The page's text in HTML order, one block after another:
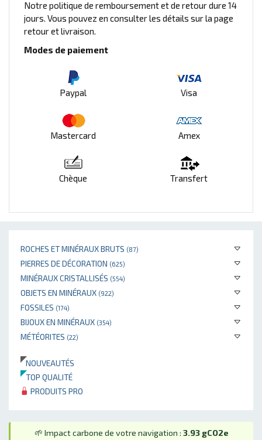
ROCHES ET MINÉRAUX BRUTS (87)
PIERRES DE DÉCORATION (625)
MINÉRAUX CRISTALLISÉS (554)
OBJETS EN MINÉRAUX (922)
FOSSILES (174)
BIJOUX EN MINÉRAUX (354)
MÉTÉORITES (22)
NOUVEAUTÉS
TOP QUALITÉ
PRODUITS PRO
🌱 Impact carbone de votre navigation : 3.93 gCO2e
Notre politique de remboursement et de retour dure 14
jours. Vous pouvez en consulter les détails sur la page
retour et livraison.
Modes de paiement
Paypal Visa
Mastercard Amex
Chèque Transfert